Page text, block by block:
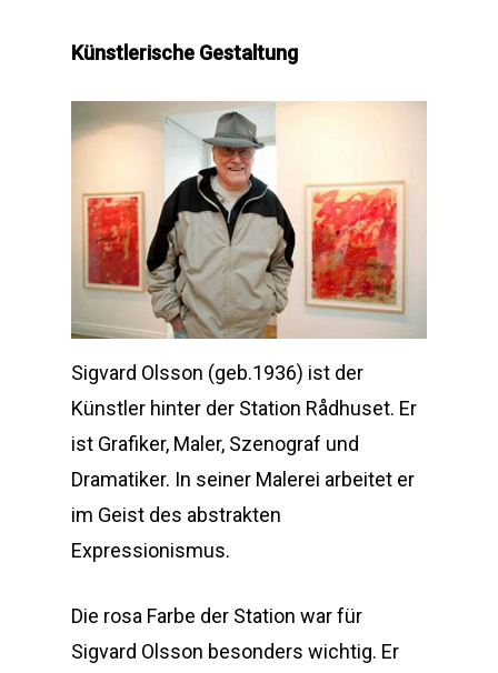
Künstlerische Gestaltung
Sigvard Olsson (geb.1936) ist der
Künstler hinter der Station Rådhuset. Er
ist Grafiker, Maler, Szenograf und
Dramatiker. In seiner Malerei arbeitet er
im Geist des abstrakten
Expressionismus.
Die rosa Farbe der Station war für
Sigvard Olsson besonders wichtig. Er